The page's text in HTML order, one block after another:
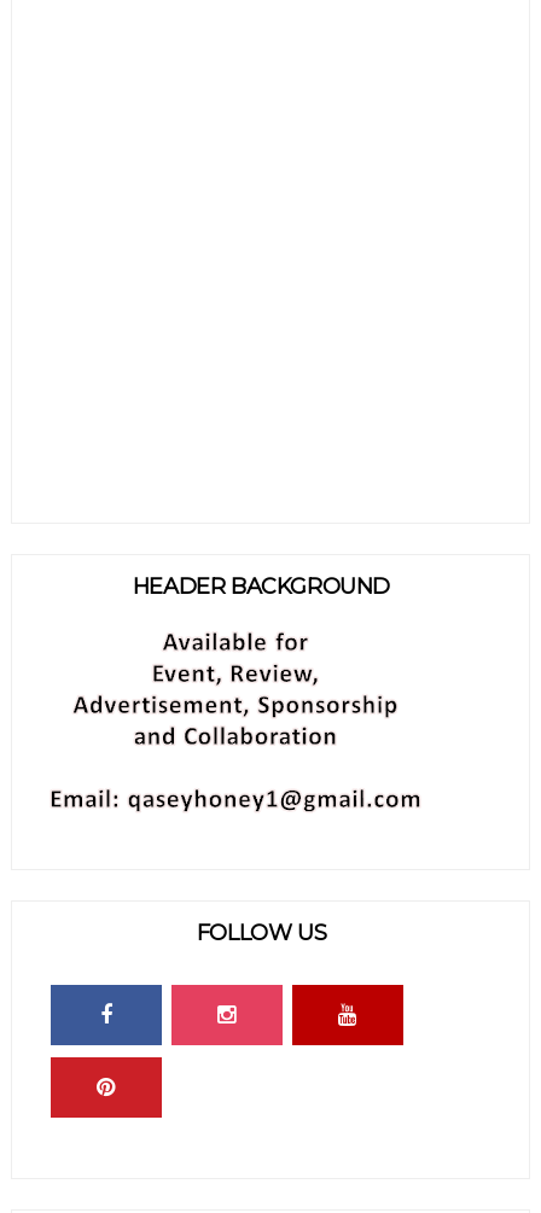
HEADER BACKGROUND
FOLLOW US